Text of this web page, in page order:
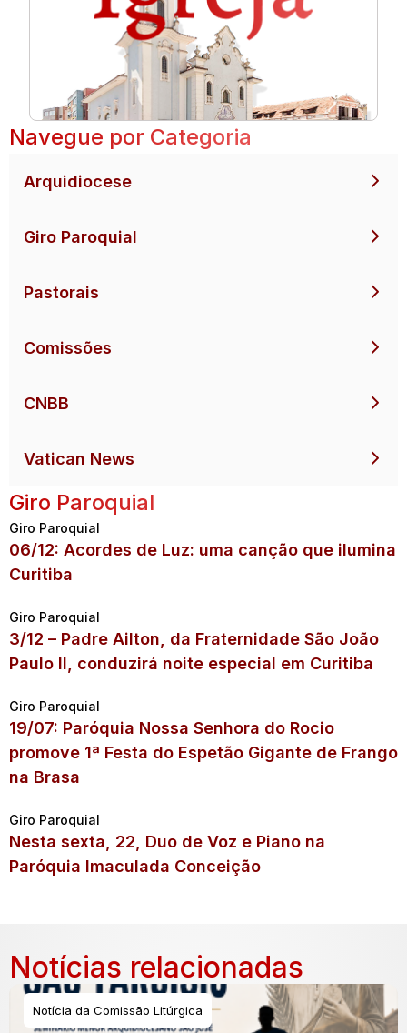
Navegue por Categoria
Arquidiocese
Giro Paroquial
Pastorais
Comissões
CNBB
Vatican News
Giro Paroquial
Giro Paroquial
06/12: Acordes de Luz: uma canção que ilumina
Curitiba
Giro Paroquial
3/12 – Padre Ailton, da Fraternidade São João
Paulo II, conduzirá noite especial em Curitiba
Giro Paroquial
19/07: Paróquia Nossa Senhora do Rocio
promove 1ª Festa do Espetão Gigante de Frango
na Brasa
Giro Paroquial
Nesta sexta, 22, Duo de Voz e Piano na
Paróquia Imaculada Conceição
Notícias relacionadas
Notícia da Comissão Litúrgica